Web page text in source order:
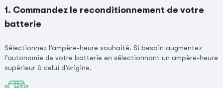
1. Commandez le reconditionnement de votre
batterie
Sélectionnez l’ampère-heure souhaité. Si besoin augmentez
l’autonomie de votre batterie en sélectionnant un ampère-heure
supérieur à celui d’origine.